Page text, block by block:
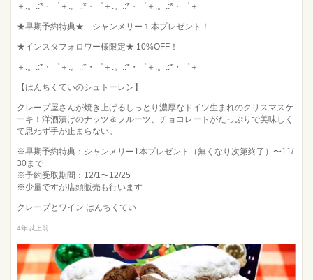
＋.。.:*・゜＋.。.:*・゜＋.。.:*・゜＋.。.:*・゜＋
★早期予約特典★ シャンメリー１本プレゼント！
★インスタフォロワー様限定★ 10%OFF！
＋.。.:*・゜＋.。.:*・゜＋.。.:*・゜＋.。.:*・゜＋
【はんちくていのシュトーレン】
クレープ屋さんが焼き上げるしっとり濃厚なドイツ生まれのクリスマスケ
ーキ！洋酒漬けのナッツ＆フルーツ、チョコレートがたっぷりで美味しく
て思わず手が止まらない。
※早期予約特典：シャンメリー1本プレゼント（無くなり次第終了）〜11/
30まで
※予約受取期間：12/1〜12/25
※少量ですが店頭販売も行います
クレープとワイン はんちくてい
4年以上前